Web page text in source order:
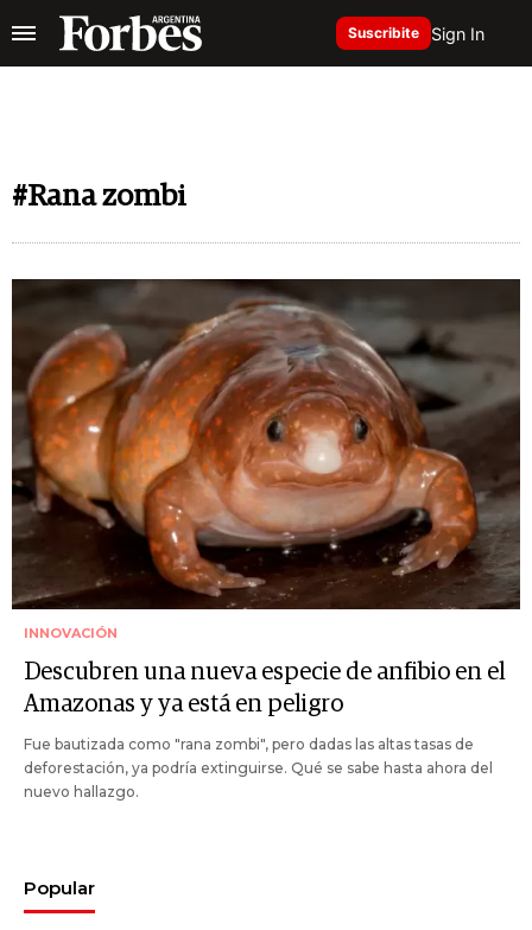
Suscribite Sign In
#Rana zombi
INNOVACIÓN
Descubren una nueva especie de anfibio en el
Amazonas y ya está en peligro
Fue bautizada como "rana zombi", pero dadas las altas tasas de
deforestación, ya podría extinguirse. Qué se sabe hasta ahora del
nuevo hallazgo.
Popular